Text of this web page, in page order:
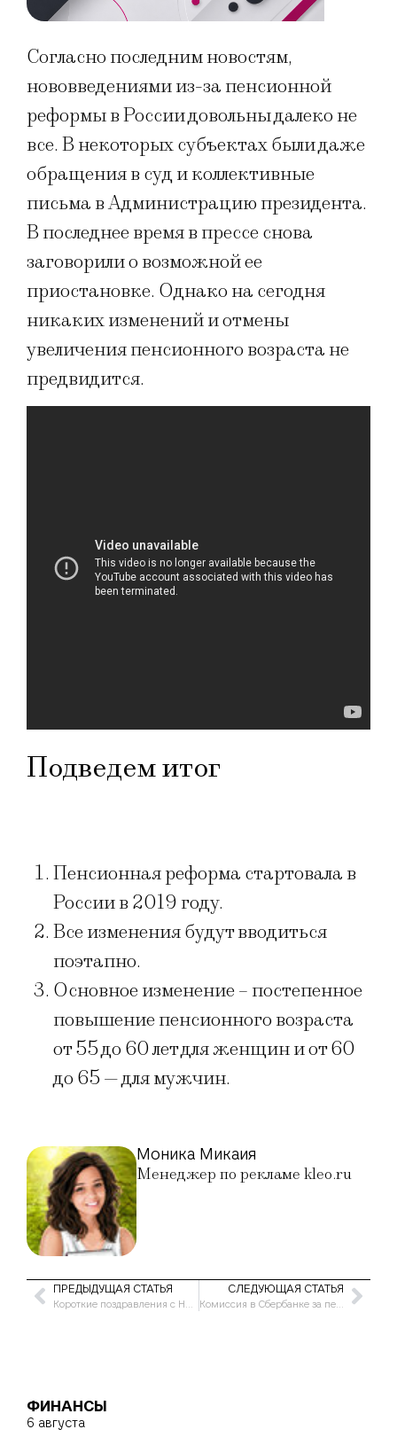
Согласно последним новостям,
нововведениями из-за пенсионной
реформы в России довольны далеко не
все. В некоторых субъектах были даже
обращения в суд и коллективные
письма в Администрацию президента.
В последнее время в прессе снова
заговорили о возможной ее
приостановке. Однако на сегодня
никаких изменений и отмены
увеличения пенсионного возраста не
предвидится.
Подведем итог
Пенсионная реформа стартовала в
России в 2019 году.
Все изменения будут вводиться
поэтапно.
Основное изменение – постепенное
повышение пенсионного возраста
от 55 до 60 лет для женщин и от 60
до 65 — для мужчин.
Моника Микаия
Менеджер по рекламе kleo.ru
ПРЕДЫДУЩАЯ СТАТЬЯ
Короткие поздравления с Новым годом 2021 своими словами мужчине
СЛЕДУЮЩАЯ СТАТЬЯ
Комиссия в Сбербанке за перевод свыше 50000 в 2020 году
ФИНАНСЫ
6 августа